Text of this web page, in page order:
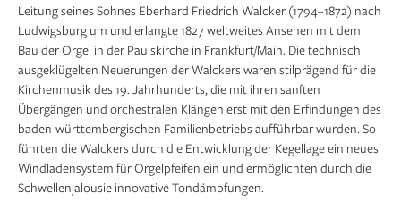
Leitung seines Sohnes Eberhard Friedrich Walcker (1794–1872) nach
Ludwigsburg um und erlangte 1827 weltweites Ansehen mit dem
Bau der Orgel in der Paulskirche in Frankfurt/Main. Die technisch
ausgeklügelten Neuerungen der Walckers waren stilprägend für die
Kirchenmusik des 19. Jahrhunderts, die mit ihren sanften
Übergängen und orchestralen Klängen erst mit den Erfindungen des
baden-württembergischen Familienbetriebs aufführbar wurden. So
führten die Walckers durch die Entwicklung der Kegellage ein neues
Windladensystem für Orgelpfeifen ein und ermöglichten durch die
Schwellenjalousie innovative Tondämpfungen.